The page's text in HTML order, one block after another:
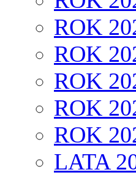
ROK
ROK
ROK
ROK
ROK
LATA